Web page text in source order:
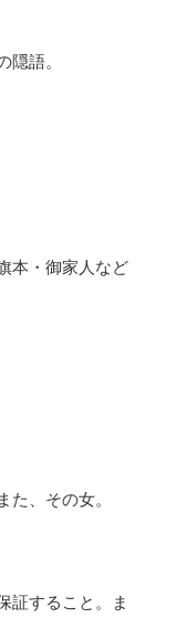
隠語。
本・御家人など
た、その女。
証すること。ま